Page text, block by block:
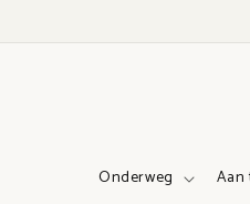
Onderweg Aan